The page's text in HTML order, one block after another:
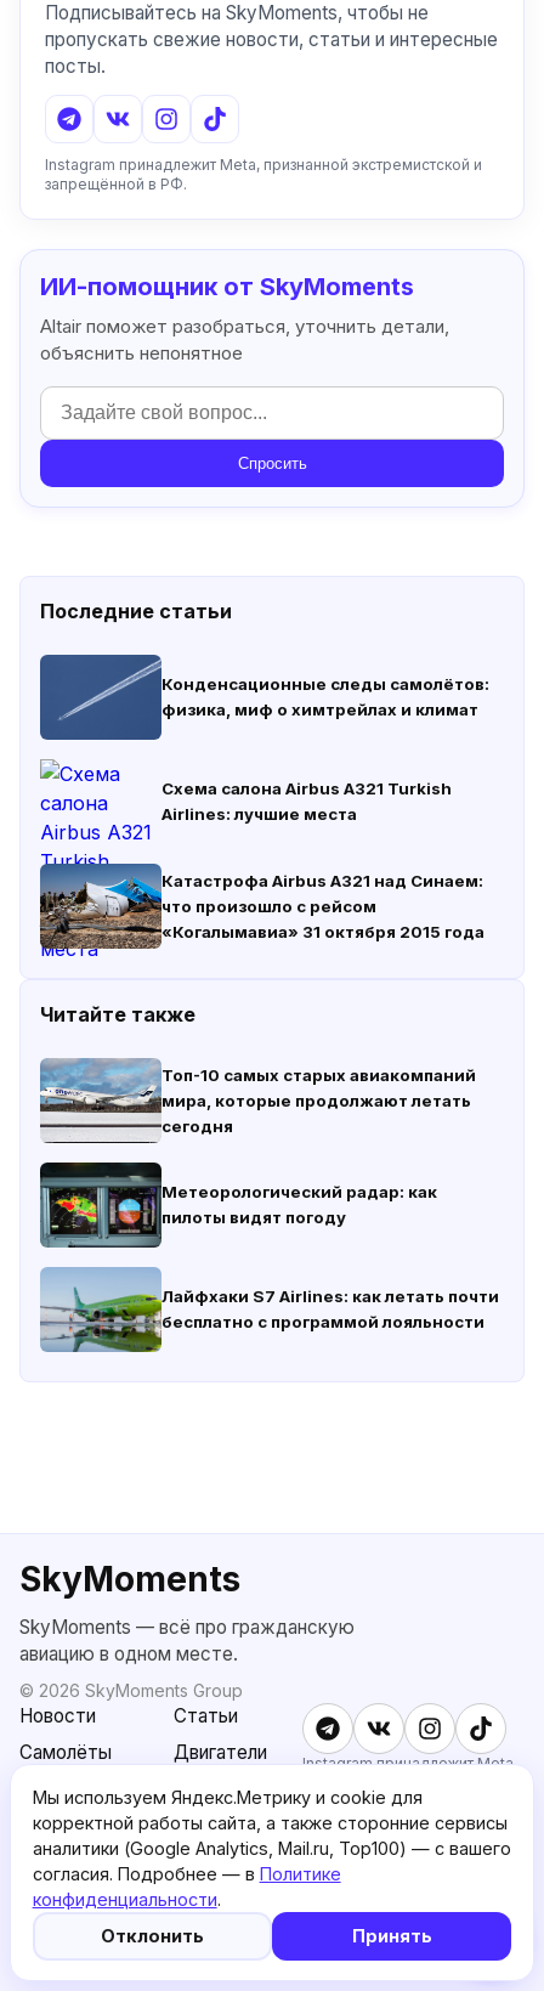
Подписывайтесь на SkyMoments, чтобы не
пропускать свежие новости, статьи и интересные
посты.
Instagram принадлежит Meta, признанной экстремистской и
запрещённой в РФ.
ИИ-помощник от SkyMoments
Altair поможет разобраться, уточнить детали,
объяснить непонятное
Спросить
5
Последние статьи
Конденсационные следы самолётов:
физика, миф о химтрейлах и климат
Схема салона Airbus A321 Turkish
Airlines: лучшие места
Катастрофа Airbus A321 над Синаем:
что произошло с рейсом
«Когалымавиа» 31 октября 2015 года
Читайте также
Топ-10 самых старых авиакомпаний
мира, которые продолжают летать
сегодня
Метеорологический радар: как
пилоты видят погоду
Лайфхаки S7 Airlines: как летать почти
бесплатно с программой лояльности
SkyMoments
SkyMoments — всё про гражданскую
авиацию в одном месте.
© 2026 SkyMoments Group
Новости
Статьи
Самолёты
Двигатели
SkyMoments
AI: Altair
Подписка
SkyMoments
Pro
О проекте
Пользовательское
соглашение
Политика
конфиденциальности
English version
Instagram принадлежит Meta,
запрещённой в РФ.
Мы используем Яндекс.Метрику и cookie для
корректной работы сайта, а также сторонние сервисы
аналитики (Google Analytics, Mail.ru, Top100) — с вашего
согласия. Подробнее — в Политике
конфиденциальности.
Отклонить
Принять